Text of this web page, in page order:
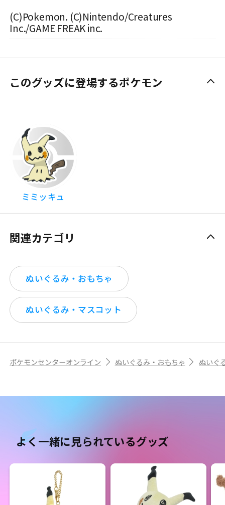
(C)Pokemon. (C)Nintendo/Creatures
Inc./GAME FREAK inc.
このグッズに登場するポケモン
ミミッキュ
関連カテゴリ
ぬいぐるみ・おもちゃ
ぬいぐるみ・マスコット
ポケモンセンターオンライン ぬいぐるみ・おもちゃ ぬいぐ
よく一緒に見られているグッズ